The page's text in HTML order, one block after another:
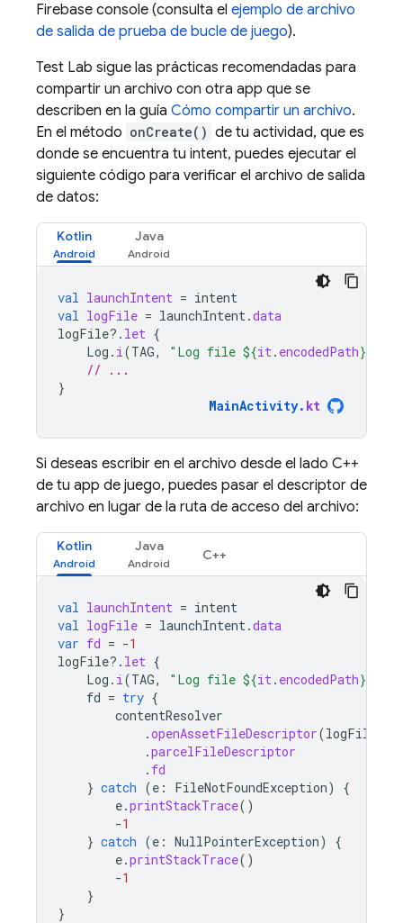
Firebase console (consulta el ejemplo de archivo
de salida de prueba de bucle de juego).
Test Lab sigue las prácticas recomendadas para
compartir un archivo con otra app que se
describen en la guía Cómo compartir un archivo.
En el método onCreate() de tu actividad, que es
donde se encuentra tu intent, puedes ejecutar el
siguiente código para verificar el archivo de salida
de datos:
Kotlin Java
val launchIntent = intent
val logFile = launchIntent.data
logFile?. let {
Log . i(TAG, "Log file ${it. encodedPath}
// ...
}
MainActivity. kt
Si deseas escribir en el archivo desde el lado C++
de tu app de juego, puedes pasar el descriptor de
archivo en lugar de la ruta de acceso del archivo:
Kotlin Java
C++
val launchIntent = intent
val logFile = launchIntent.data
var fd = -1
logFile?. let {
Log . i(TAG, "Log file ${it. encodedPath}
fd = try {
contentResolver
.openAssetFileDescriptor(logFile
.parcelFileDescriptor
. fd
} catch (e : FileNotFoundException)
{
e.printStackTrace()
-1
} catch (e : NullPointerException)
{
e.printStackTrace()
-1
}
}